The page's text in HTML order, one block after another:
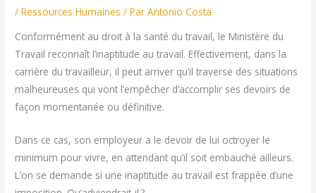
/Ressources Humaines / ParAntonio Costa
Conformément au droit à la santé du travail, le Ministère du
Travail reconnaît l’inaptitude au travail. Effectivement, dans la
carrière du travailleur, il peut arriver qu’il traverse des situations
malheureuses qui vont l’empêcher d’accomplir ses devoirs de
façon momentanée ou définitive.
Dans ce cas, son employeur a le devoir de lui octroyer le
minimum pour vivre, en attendant qu’il soit embauché ailleurs.
L’on se demande si une inaptitude au travail est frappée d’une